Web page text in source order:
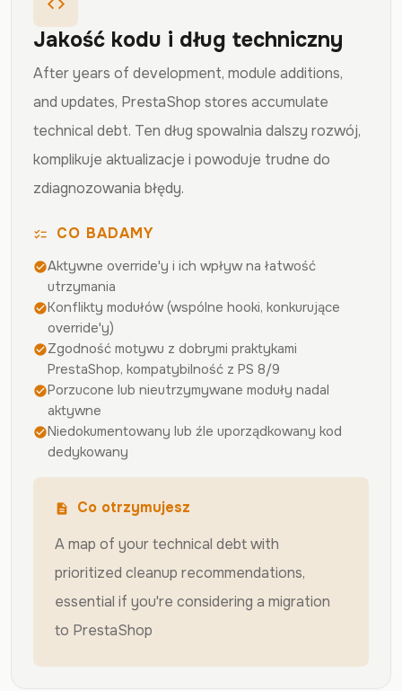
code
Jakość kodu i dług techniczny
After years of development, module additions,
and updates, PrestaShop stores accumulate
technical debt. Ten dług spowalnia dalszy rozwój,
komplikuje aktualizacje i powoduje trudne do
zdiagnozowania błędy.
checklist CO BADAMY
check_circleAktywne override'y i ich wpływ na łatwość
utrzymania
check_circleKonflikty modułów (wspólne hooki, konkurujące
override'y)
check_circleZgodność motywu z dobrymi praktykami
PrestaShop, kompatybilność z PS 8/9
check_circlePorzucone lub nieutrzymywane moduły nadal
aktywne
check_circleNiedokumentowany lub źle uporządkowany kod
dedykowany
description
Co otrzymujesz
A map of your technical debt with
prioritized cleanup recommendations,
essential if you're considering a migration
to PrestaShop